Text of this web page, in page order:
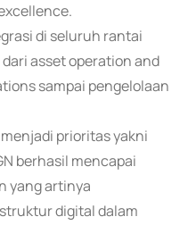
di seluruh rantai
asset operation and
sampai pengelolaan
prioritas yakni
berhasil mencapai
yang artinya
digital dalam